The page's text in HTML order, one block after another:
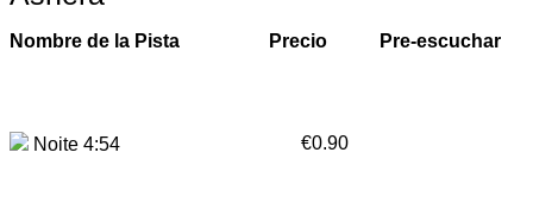
Nombre de la Pista Precio Pre-escuchar
Noite 4:54 €0.90